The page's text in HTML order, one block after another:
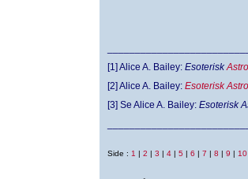
[1] Alice A. Bailey: Esoterisk
[2] Alice A. Bailey: Esoterisk
[3] Se Alice A. Bailey: Esoterisk
Side : 1 | 2 | 3 | 4 | 5 | 6 | 7 | 8 | 9 | 10